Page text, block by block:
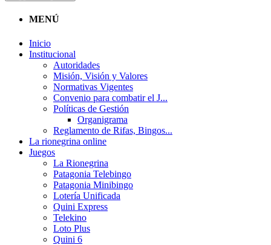
MENÚ
Inicio
Institucional
Autoridades
Misión, Visión y Valores
Normativas Vigentes
Convenio para combatir el J...
Políticas de Gestión
Organigrama
Reglamento de Rifas, Bingos...
La rionegrina online
Juegos
La Rionegrina
Patagonia Telebingo
Patagonia Minibingo
Lotería Unificada
Quini Express
Telekino
Loto Plus
Quini 6